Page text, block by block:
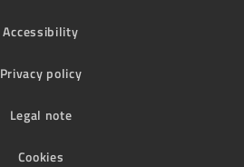
Accessibility
Privacy policy
Legal note
Cookies